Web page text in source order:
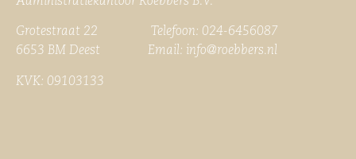
Grotestraat 22 Telefoon: 024-6456087
6653 BM Deest Email: info@roebbers.nl
KVK: 09103133